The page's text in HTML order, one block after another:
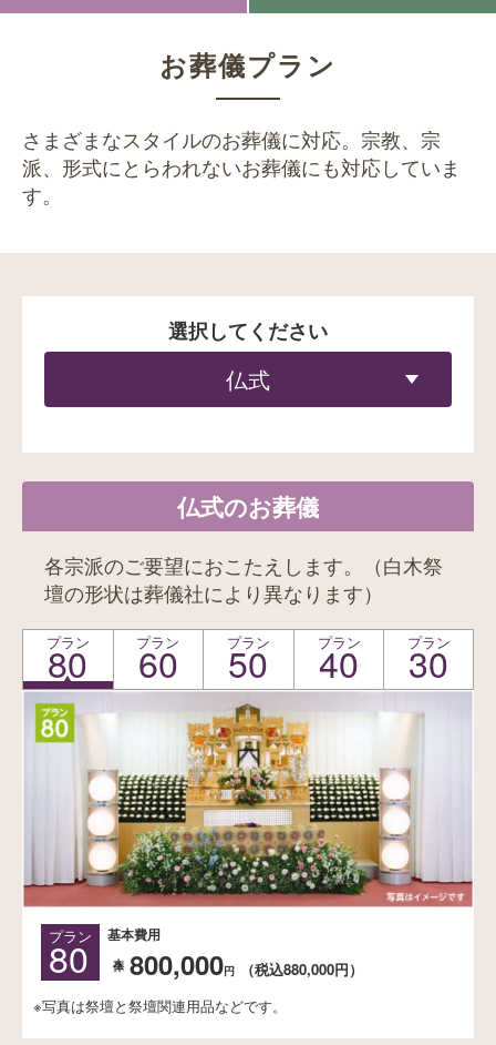
お葬儀プラン
さまざまなスタイルのお葬儀に対応。 宗教、宗
派、形式にとらわれないお葬儀にも対応していま
す。
選択してください
仏式
仏式のお葬儀
各宗派のご要望におこたえします。（白木祭
壇の形状は葬儀社により異なります）
プラン
80 プラン
60 プラン
50 プラン
40 プラン
30
プラン
80 基本費用
800,000円
（税込880,000円）
※写真は祭壇と祭壇関連用品などです。